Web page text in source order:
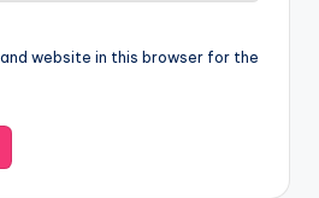
and website in this browser for the